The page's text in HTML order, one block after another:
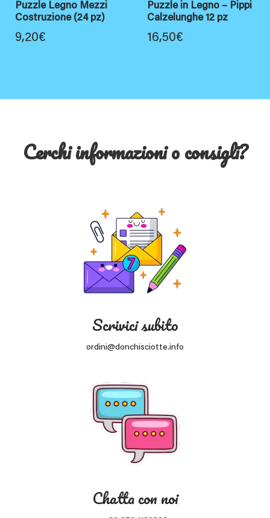
Puzzle Legno Mezzi
Costruzione (24 pz)
9,20€
Puzzle in Legno – Pippi
Calzelunghe 12 pz
16,50€
Cerchi informazioni o consigli?
Scrivici subito
ordini@donchisciotte.info
Chatta con noi